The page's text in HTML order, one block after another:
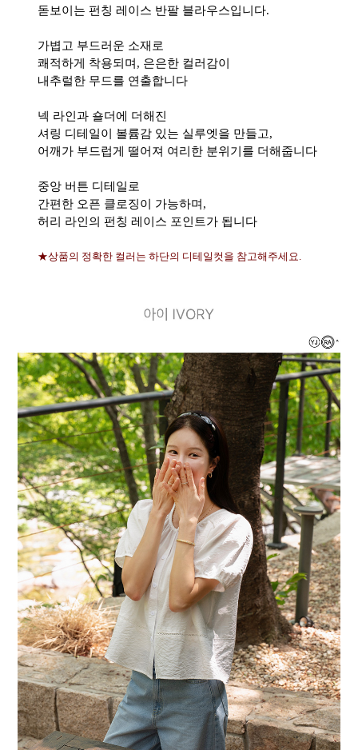
돋보이는 펀칭 레이스 반팔 블라우스입니다.
가볍고 부드러운 소재로
쾌적하게 착용되며, 은은한 컬러감이
내추럴한 무드를 연출합니다
넥 라인과 숄더에 더해진
셔링 디테일이 볼륨감 있는 실루엣을 만들고,
어깨가 부드럽게 떨어져 여리한 분위기를 더해줍니다
중앙 버튼 디테일로
간편한 오픈 클로징이 가능하며,
허리 라인의 펀칭 레이스 포인트가 됩니다
★상품의 정확한 컬러는 하단의 디테일컷을 참고해주세요.